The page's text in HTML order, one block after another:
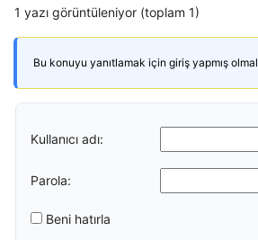
1 yazı görüntüleniyor (toplam 1)
Bu konuyu yanıtlamak için giriş yapmış
Kullanıcı adı:
Parola:
Beni hatırla